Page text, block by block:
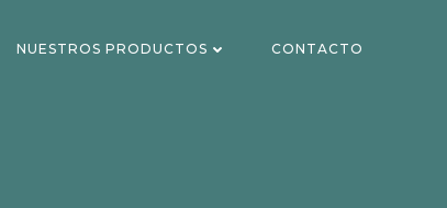
NUESTROS PRODUCTOS CONTACTO